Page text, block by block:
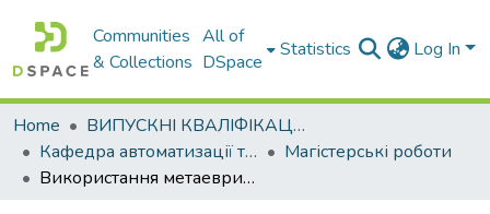
Communities
& Collections
All of
DSpace
Statistics Log In
Home
ВИПУСКНІ КВАЛІФІКАЦІЙНІ РОБОТИ
Кафедра автоматизації та комп’ютерно-інтегрованих технологій
Магістерські роботи
Використання метаевристичних алгоритмів при керуванні будівельно-дорожніми машинами. Частина 1. Планування руху будівельної машини.